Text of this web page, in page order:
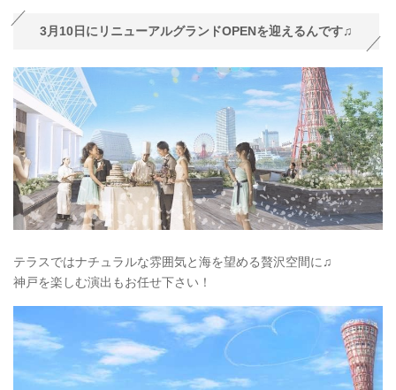
3月10日にリニューアルグランドOPENを迎えるんです♫
テラスではナチュラルな雰囲気と海を望める贅沢空間に♫
神戸を楽しむ演出もお任せ下さい！